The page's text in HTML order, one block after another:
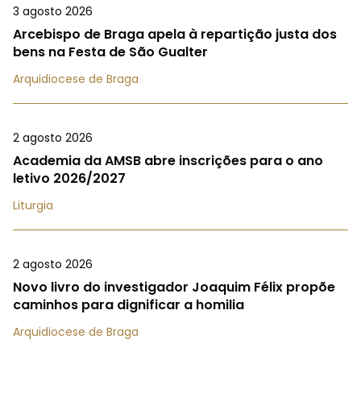
3 agosto 2026
Arcebispo de Braga apela à repartição justa dos
bens na Festa de São Gualter
Arquidiocese de Braga
2 agosto 2026
Academia da AMSB abre inscrições para o ano
letivo 2026/2027
Liturgia
2 agosto 2026
Novo livro do investigador Joaquim Félix propõe
caminhos para dignificar a homilia
Arquidiocese de Braga